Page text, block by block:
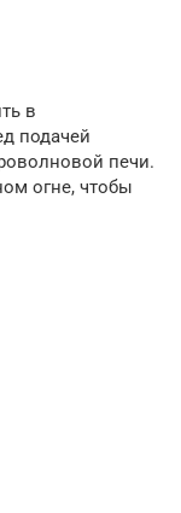
в
подачей
печи.
огне, чтобы